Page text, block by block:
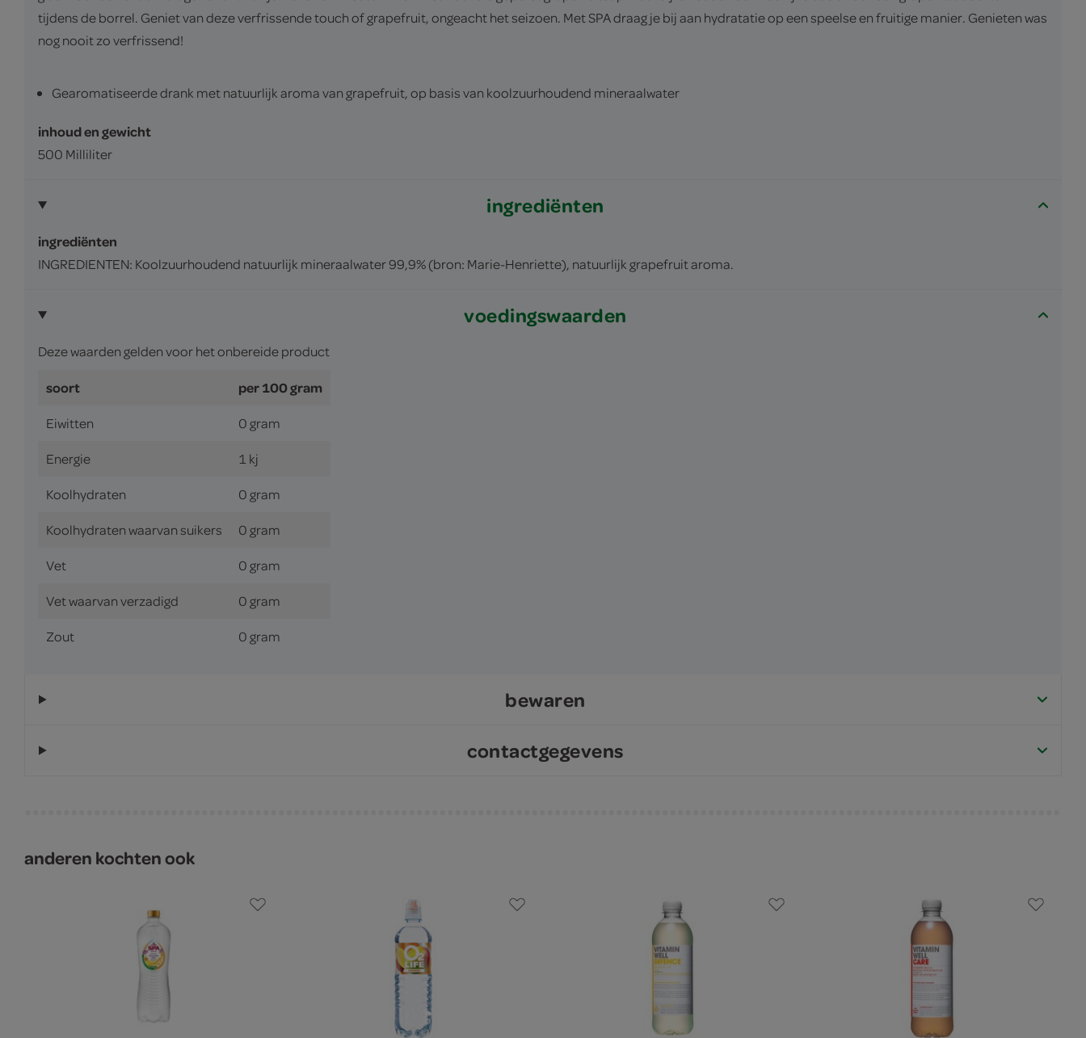
tijdens de borrel. Geniet van deze verfrissende touch of grapefruit, ongeacht het seizoen. Met SPA draag je bij aan hydratatie op een speelse en fruitige manier. Genieten was
nog nooit zo verfrissend!
Gearomatiseerde drank met natuurlijk aroma van grapefruit, op basis van koolzuurhoudend mineraalwater
inhoud en gewicht
500 Milliliter
ingrediënten
ingrediënten
INGREDIENTEN: Koolzuurhoudend natuurlijk mineraalwater 99,9% (bron: Marie-Henriette), natuurlijk grapefruit aroma.
voedingswaarden
Deze waarden gelden voor het onbereide product
soort per 100 gram
Eiwitten 0 gram
Energie 1 kj
Koolhydraten 0 gram
Koolhydraten waarvan suikers 0 gram
Vet 0 gram
Vet waarvan verzadigd 0 gram
Zout 0 gram
bewaren
contactgegevens
anderen kochten ook